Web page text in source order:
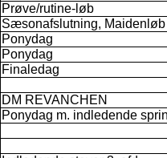
Prøve/rutine-løb
Sæsonafslutning, Maidenløb
Ponydag
Ponydag
Finaledag
DM REVANCHEN
Ponydag m. indledende